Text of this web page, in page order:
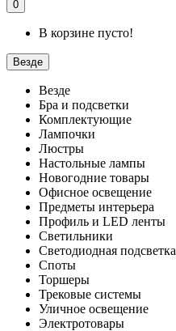
0
В корзине пусто!
Везде
Везде
Бра и подсветки
Комплектующие
Лампочки
Люстры
Настольные лампы
Новогодние товары
Офисное освещение
Предметы интерьера
Профиль и LED ленты
Светильники
Светодиодная подсветка
Споты
Торшеры
Трековые системы
Уличное освещение
Электротовары